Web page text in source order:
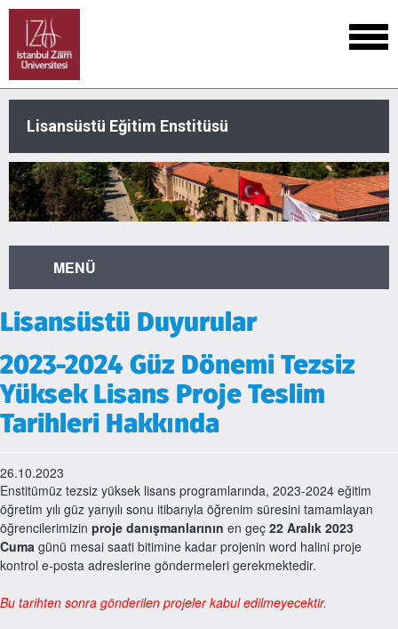
Lisansüstü Eğitim Enstitüsü
MENÜ
Lisansüstü Duyurular
2023-2024 Güz Dönemi Tezsiz
Yüksek Lisans Proje Teslim
Tarihleri Hakkında
26.10.2023
Enstitümüz tezsiz yüksek lisans programlarında, 2023-2024 eğitim
öğretim yılı güz yarıyılı sonu itibarıyla öğrenim süresini tamamlayan
öğrencilerimizin proje danışmanlarının en geç 22 Aralık 2023
Cuma günü mesai saati bitimine kadar projenin word halini proje
kontrol e-posta adreslerine göndermeleri gerekmektedir.
Bu tarihten sonra gönderilen projeler kabul edilmeyecektir.